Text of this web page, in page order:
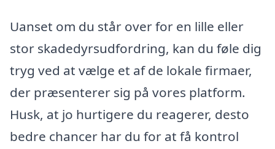
Uanset om du står over for en lille eller
stor skadedyrsudfordring, kan du føle dig
tryg ved at vælge et af de lokale firmaer,
der præsenterer sig på vores platform.
Husk, at jo hurtigere du reagerer, desto
bedre chancer har du for at få kontrol